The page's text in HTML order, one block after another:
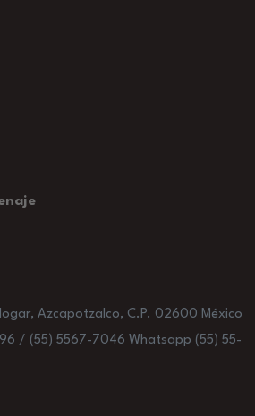
Azcapotzalco, C.P. 02600 México
/ (55) 5567-7046 Whatsapp (55) 55-